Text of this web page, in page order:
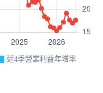
近4季營業利益年增率